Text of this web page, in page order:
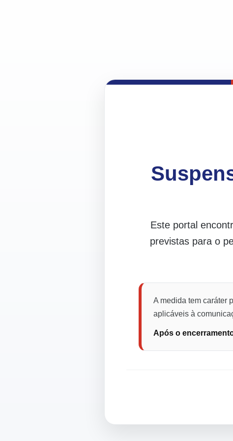
Este portal
previstas para o
A medida tem caráter
aplicáveis à
Após o